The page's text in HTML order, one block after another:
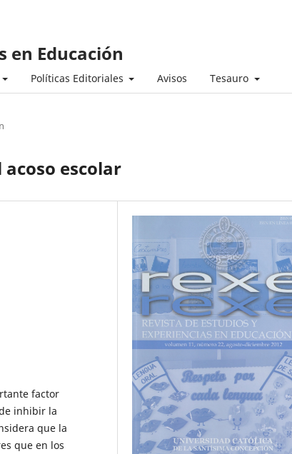
en Educación
Políticas Editoriales Avisos Tesauro
escolar
factor
inhibir la
que la
que en los